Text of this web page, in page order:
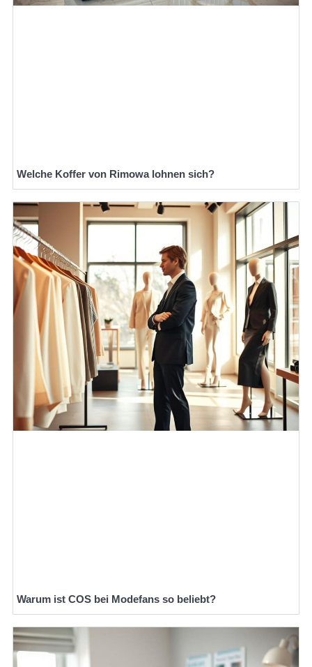
Welche Koffer von Rimowa lohnen sich?
Warum ist COS bei Modefans so beliebt?